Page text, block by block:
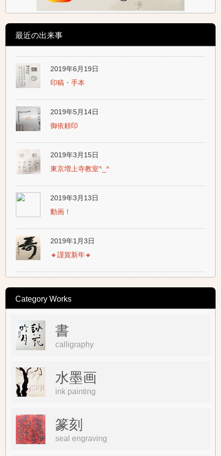
最近の出来事
2019年6月19日
印稿・手本
2019年5月14日
御依頼印
2019年3月15日
東京増上寺教室^_^
2019年3月13日
動画！
2019年1月3日
🔸謹賀新年🔸
Category Works
書
calligraphy
水墨画
ink painting
篆刻
seal engraving